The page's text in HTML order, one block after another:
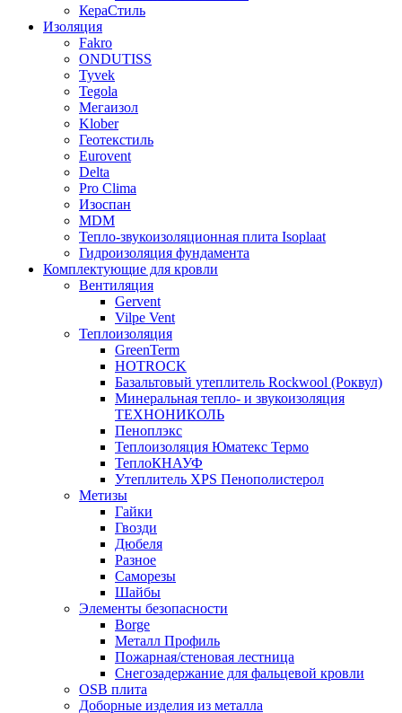
КераСтиль
Изоляция
Fakro
ONDUTISS
Tyvek
Tegola
Мегаизол
Klober
Геотекстиль
Eurovent
Delta
Pro Clima
Изоспан
MDM
Тепло-звукоизоляционная плита Isoplaat
Гидроизоляция фундамента
Комплектующие для кровли
Вентиляция
Gervent
Vilpe Vent
Теплоизоляция
GreenTerm
HOTROCK
Базальтовый утеплитель Rockwool (Роквул)
Минеральная тепло- и звукоизоляция
ТЕХНОНИКОЛЬ
Пеноплэкс
Теплоизоляция Юматекс Термо
ТеплоКНАУФ
Утеплитель XPS Пенополистерол
Метизы
Гайки
Гвозди
Дюбеля
Разное
Саморезы
Шайбы
Элементы безопасности
Borge
Металл Профиль
Пожарная/стеновая лестница
Снегозадержание для фальцевой кровли
OSB плита
Доборные изделия из металла